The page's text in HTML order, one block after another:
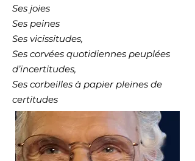
Ses joies
Ses peines
Ses vicissitudes,
Ses corvées quotidiennes peuplées
d’incertitudes,
Ses corbeilles à papier pleines de
certitudes